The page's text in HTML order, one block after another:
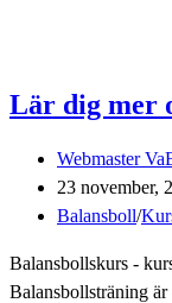
Lär dig mer
Webmaster
Inlägget
publicerat:
23 november,
Balansboll/
Balansbollskurs -
Balansbollsträning